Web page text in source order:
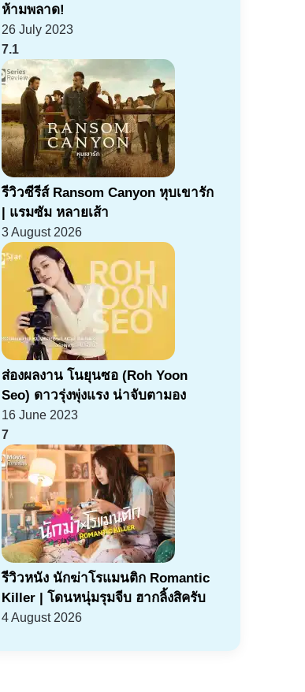
ห้ามพลาด!
26 July 2023
7.1
รีวิวซีรีส์ Ransom Canyon หุบเขารัก
| แรมซัม หลายเส้า
3 August 2026
ส่องผลงาน โนยุนซอ (Roh Yoon
Seo) ดาวรุ่งพุ่งแรง น่าจับตามอง
16 June 2023
7
รีวิวหนัง นักฆ่าโรแมนติก Romantic
Killer | โดนหนุ่มรุมจีบ ฮากลิ้งสิครับ
4 August 2026